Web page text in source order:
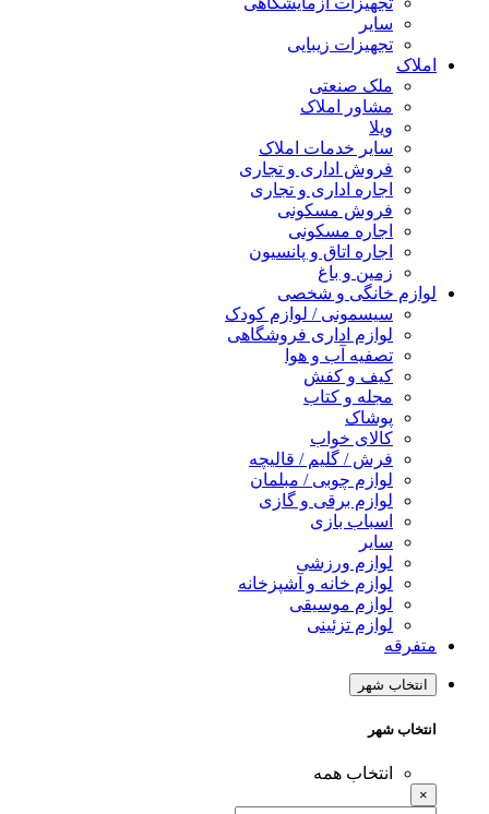
سایر
تجهیزات زیبایی
املاک
ملک صنعتی
مشاور املاک
ویلا
سایر خدمات املاک
فروش اداری و تجاری
اجاره اداری و تجاری
فروش مسکونی
اجاره مسکونی
اجاره اتاق و پانسیون
زمین و باغ
لوازم خانگی و شخصی
سیسمونی / لوازم کودک
لوازم اداری فروشگاهی
تصفیه آب و هوا
کیف و کفش
مجله و کتاب
پوشاک
کالای خواب
فرش / گلیم / قالیچه
لوازم چوبی / مبلمان
لوازم برقی و گازی
اسباب بازی
سایر
لوازم ورزشی
لوازم خانه و آشپزخانه
لوازم موسیقی
لوازم تزئینی
متفرقه
انتخاب شهر
انتخاب شهر
انتخاب همه
×